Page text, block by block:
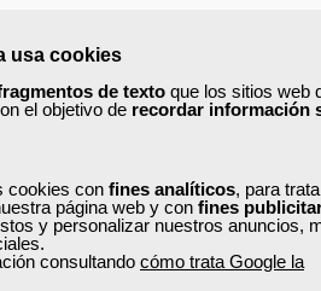
usa cookies
de texto que los sitios web
el objetivo de recordar información
cookies con fines analíticos, para
página web y con fines
y personalizar nuestros anuncios,
consultando cómo trata Google la